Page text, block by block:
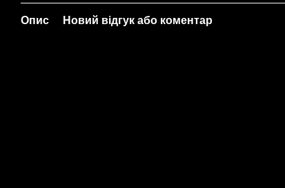
Опис Новий відгук або коментар